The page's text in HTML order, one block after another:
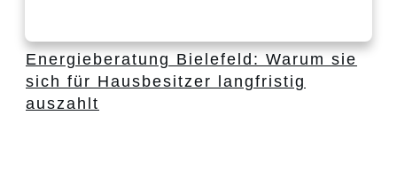
Energieberatung Bielefeld: Warum sie
sich für Hausbesitzer langfristig
auszahlt